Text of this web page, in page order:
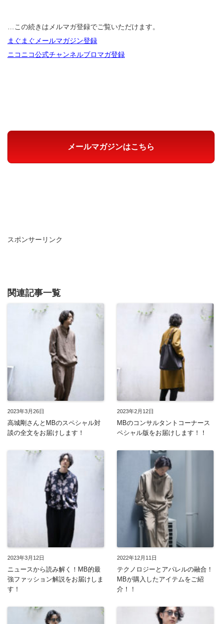
…この続きはメルマガ登録でご覧いただけます。
まぐまぐメールマガジン登録
ニコニコ公式チャンネルブロマガ登録
メールマガジンはこちら
スポンサーリンク
関連記事一覧
2023年3月26日
高城剛さんとMBのスペシャル対
談の全文をお届けします！
2023年2月12日
MBのコンサルタントコーナース
ペシャル版をお届けします！！
2023年3月12日
ニュースから読み解く！MB的最
強ファッション解説をお届けしま
す！
2022年12月11日
テクノロジーとアパレルの融合！
MBが購入したアイテムをご紹
介！！